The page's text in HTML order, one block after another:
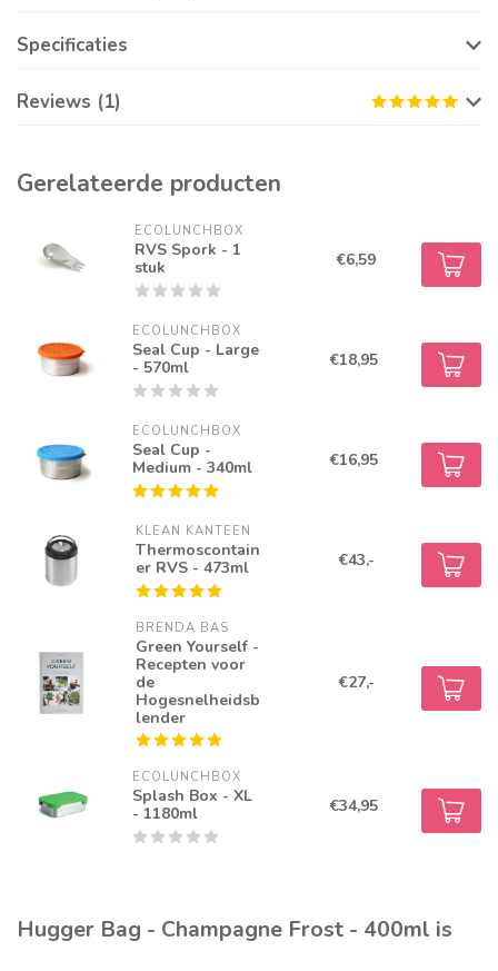
Specificaties
Reviews (1)
Gerelateerde producten
ECOLUNCHBOX
RVS Spork - 1
stuk
€6,59
ECOLUNCHBOX
Seal Cup - Large
- 570ml
€18,95
ECOLUNCHBOX
Seal Cup -
Medium - 340ml
€16,95
KLEAN KANTEEN
Thermoscontain
er RVS - 473ml
€43,-
BRENDA BAS
Green Yourself -
Recepten voor
de
Hogesnelheidsb
lender
€27,-
ECOLUNCHBOX
Splash Box - XL
- 1180ml
€34,95
Hugger Bag - Champagne Frost - 400ml is